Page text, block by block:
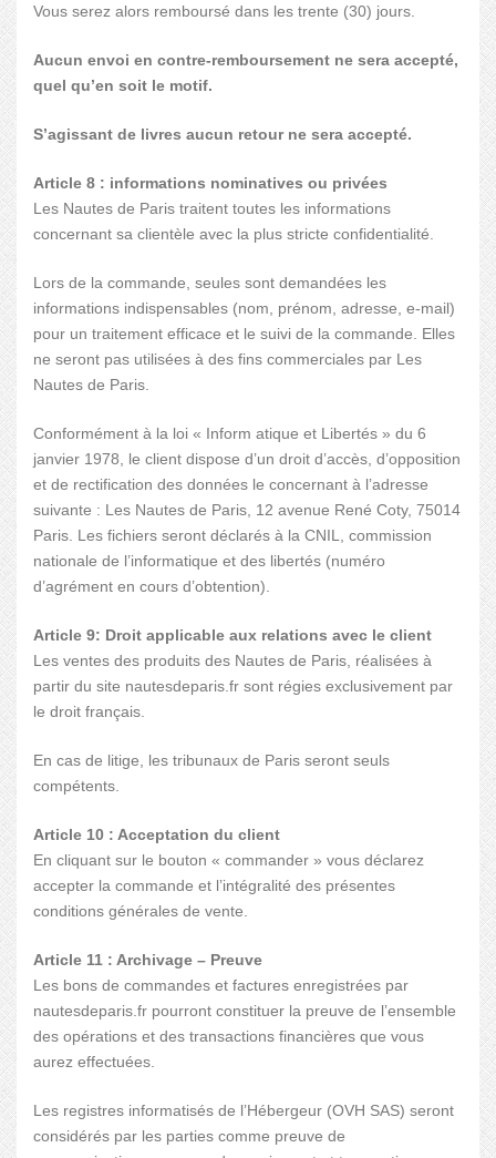
Vous serez alors remboursé dans les trente (30) jours.
Aucun envoi en contre-remboursement ne sera accepté,
quel qu’en soit le motif.
S’agissant de livres aucun retour ne sera accepté.
Article 8 : informations nominatives ou privées
Les Nautes de Paris traitent toutes les informations
concernant sa clientèle avec la plus stricte confidentialité.
Lors de la commande, seules sont demandées les
informations indispensables (nom, prénom, adresse, e-mail)
pour un traitement efficace et le suivi de la commande. Elles
ne seront pas utilisées à des fins commerciales par Les
Nautes de Paris.
Conformément à la loi « Inform atique et Libertés » du 6
janvier 1978, le client dispose d’un droit d’accès, d’opposition
et de rectification des données le concernant à l’adresse
suivante : Les Nautes de Paris, 12 avenue René Coty, 75014
Paris. Les fichiers seront déclarés à la CNIL, commission
nationale de l’informatique et des libertés (numéro
d’agrément en cours d’obtention).
Article 9: Droit applicable aux relations avec le client
Les ventes des produits des Nautes de Paris, réalisées à
partir du site nautesdeparis.fr sont régies exclusivement par
le droit français.
En cas de litige, les tribunaux de Paris seront seuls
compétents.
Article 10 : Acceptation du client
En cliquant sur le bouton « commander » vous déclarez
accepter la commande et l’intégralité des présentes
conditions générales de vente.
Article 11 : Archivage – Preuve
Les bons de commandes et factures enregistrées par
nautesdeparis.fr pourront constituer la preuve de l’ensemble
des opérations et des transactions financières que vous
aurez effectuées.
Les registres informatisés de l’Hébergeur (OVH SAS) seront
considérés par les parties comme preuve de